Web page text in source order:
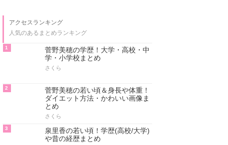
アクセスランキング
人気のあるまとめランキング
1
菅野美穂の学歴！大学・高校・中
学・小学校まとめ
さくら
2
菅野美穂の若い頃＆身長や体重！
ダイエット方法・かわいい画像ま
とめ
さくら
3
泉里香の若い頃！学歴(高校/大学)
や昔の経歴まとめ